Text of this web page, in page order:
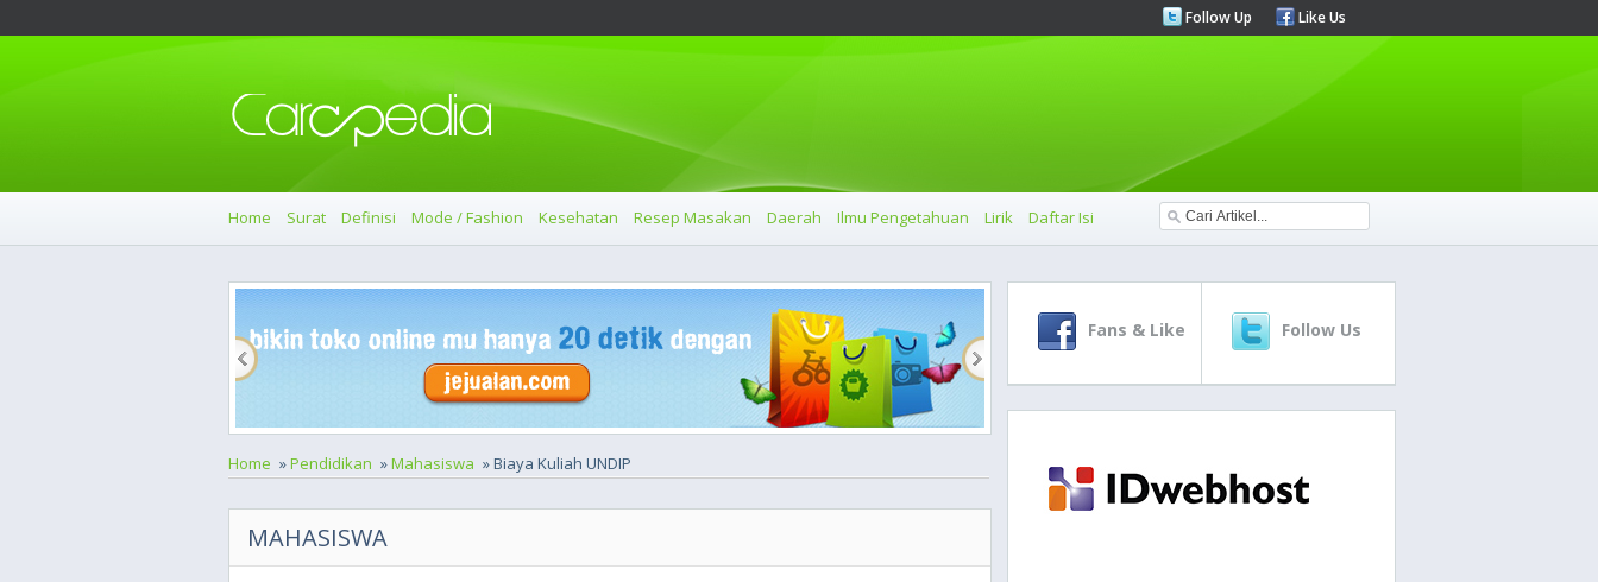
Follow Up Like Us
Home Surat Definisi Mode / Fashion Kesehatan Resep Masakan Daerah Ilmu Pengetahuan Lirik Daftar Isi
Home »Pendidikan »Mahasiswa » Biaya Kuliah UNDIP
MAHASISWA
Fans & Like Follow Us